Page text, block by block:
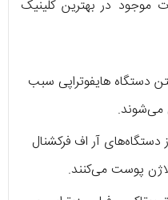
موجود در بهترین کلینیک
دستگاه هایفوتراپی سبب
دستگاه‌های آر اف فرکشنال
پوست می‌کنند.